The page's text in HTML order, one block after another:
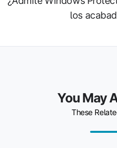
los
You May
These